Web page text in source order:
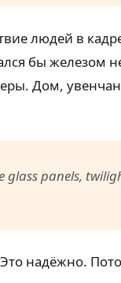
людей в
бы железом
Дом,
panels,
надёжно.